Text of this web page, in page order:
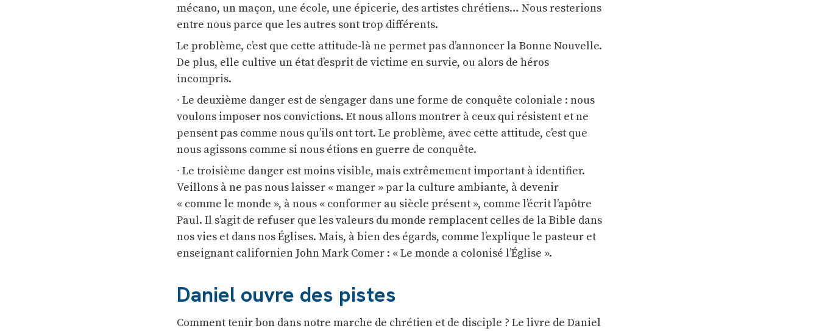
mécano, un maçon, une école, une épicerie, des artistes chrétiens… Nous resterions
entre nous parce que les autres sont trop différents.
Le problème, c’est que cette attitude-là ne permet pas d’annoncer la Bonne Nouvelle.
De plus, elle cultive un état d’esprit de victime en survie, ou alors de héros
incompris.
∙ Le deuxième danger est de s’engager dans une forme de conquête coloniale : nous
voulons imposer nos convictions. Et nous allons montrer à ceux qui résistent et ne
pensent pas comme nous qu’ils ont tort. Le problème, avec cette attitude, c’est que
nous agissons comme si nous étions en guerre de conquête.
∙ Le troisième danger est moins visible, mais extrêmement important à identifier.
Veillons à ne pas nous laisser « manger » par la culture ambiante, à devenir
« comme le monde », à nous « conformer au siècle présent », comme l’écrit l’apôtre
Paul. Il s’agit de refuser que les valeurs du monde remplacent celles de la Bible dans
nos vies et dans nos Églises. Mais, à bien des égards, comme l’explique le pasteur et
enseignant californien John Mark Comer : « Le monde a colonisé l’Église ».
Daniel ouvre des pistes
Comment tenir bon dans notre marche de chrétien et de disciple ? Le livre de Daniel